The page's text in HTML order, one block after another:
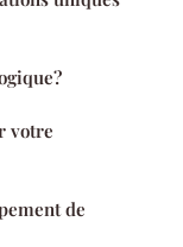
votre
de